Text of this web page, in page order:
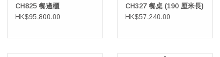
CH825 餐邊櫃
HK$95,800.00
CH327 餐桌 (190 厘米長)
HK$57,240.00